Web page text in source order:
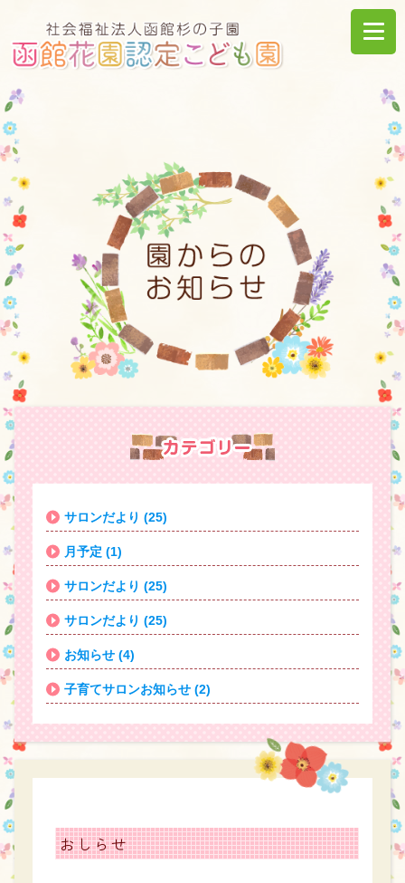
サロンだより (25)
月予定 (1)
サロンだより (25)
サロンだより (25)
お知らせ (4)
子育てサロンお知らせ (2)
おしらせ